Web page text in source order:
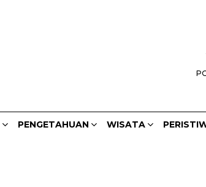
PENGETAHUAN WISATA